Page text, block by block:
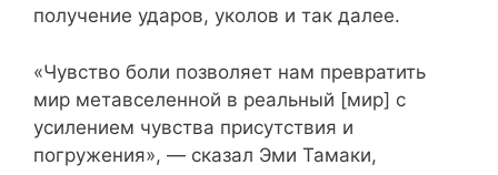
получение ударов, уколов и так далее.
«Чувство боли позволяет нам превратить
мир метавселенной в реальный [мир] с
усилением чувства присутствия и
погружения», — сказал Эми Тамаки,